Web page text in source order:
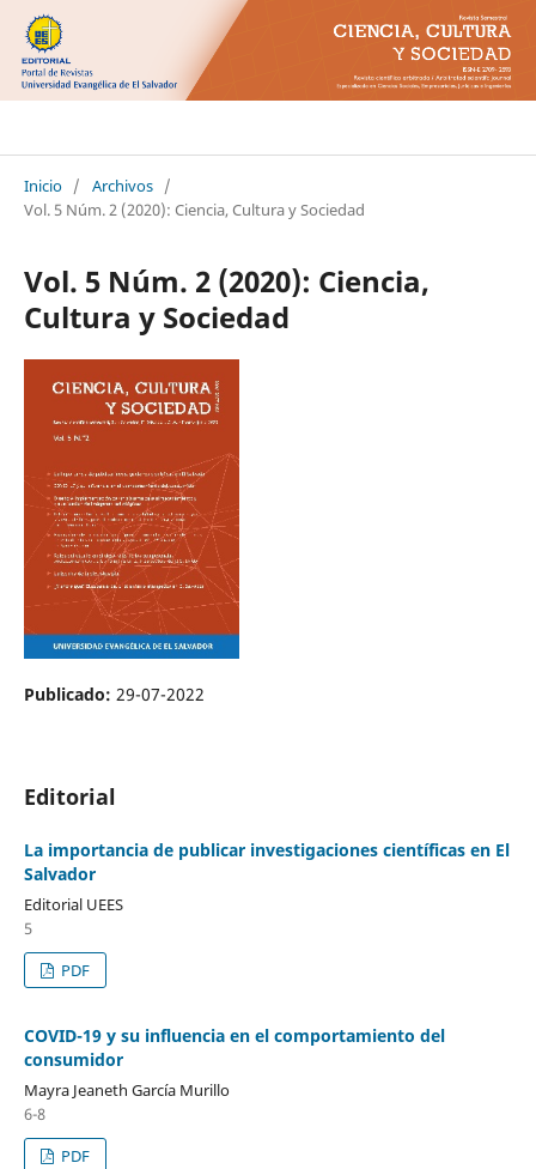
Inicio / Archivos /
Vol. 5 Núm. 2 (2020): Ciencia, Cultura y Sociedad
Vol. 5 Núm. 2 (2020): Ciencia,
Cultura y Sociedad
Publicado: 29-07-2022
Editorial
La importancia de publicar investigaciones científicas en El
Salvador
Editorial UEES
5
PDF
COVID-19 y su influencia en el comportamiento del
consumidor
Mayra Jeaneth García Murillo
6-8
PDF